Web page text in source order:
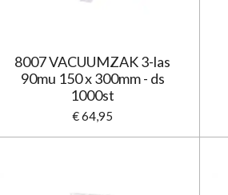
8007 VACUUMZAK 3-las
90mu 150 x 300mm - ds
1000st
€ 64,95